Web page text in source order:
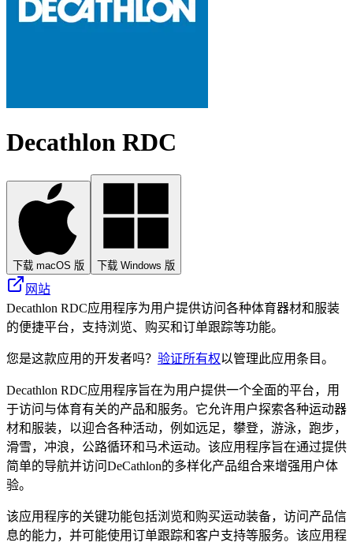
Decathlon RDC
下载 macOS 版 下载 Windows 版
网站
Decathlon RDC应用程序为用户提供访问各种体育器材和服装
的便捷平台，支持浏览、购买和订单跟踪等功能。
您是这款应用的开发者吗？ 验证所有权以管理此应用条目。
Decathlon RDC应用程序旨在为用户提供一个全面的平台，用
于访问与体育有关的产品和服务。它允许用户探索各种运动器
材和服装，以迎合各种活动，例如远足，攀登，游泳，跑步，
滑雪，冲浪，公路循环和马术运动。该应用程序旨在通过提供
简单的导航并访问DeCathlon的多样化产品组合来增强用户体
验。
该应用程序的关键功能包括浏览和购买运动装备，访问产品信
息的能力，并可能使用订单跟踪和客户支持等服务。该应用程